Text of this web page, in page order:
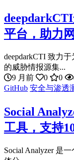
平台，助力
deepdarkCTI 致力
的威胁情报源集...
9 月前
0 0
GitHub 安全与渗透
Social
工具，支持
Social Analyzer 是